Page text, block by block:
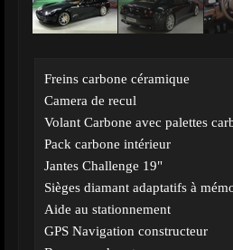
Freins carbone céramique
Camera de recul
Volant Carbone avec palettes
Pack carbone intérieur
Jantes Challenge 19"
Sièges diamant adaptatifs à
Aide au stationnement
GPS Navigation constructeur